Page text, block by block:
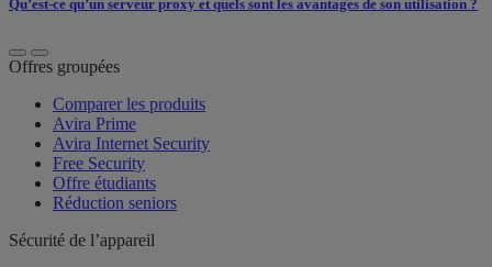
Qu’est-ce qu’un serveur proxy et quels sont les avantages de son utilisation ?
Offres groupées
Comparer les produits
Avira Prime
Avira Internet Security
Free Security
Offre étudiants
Réduction seniors
Sécurité de l’appareil